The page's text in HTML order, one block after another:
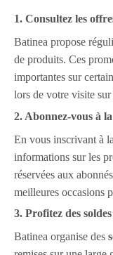
1. Consultez les
Batinea propose
de produits. Ces
importantes sur
lors de votre visite sur
2. Abonnez-vous à
En vous inscrivant à la
informations sur les
réservées aux
meilleures occasions
3. Profitez des
Batinea organise des